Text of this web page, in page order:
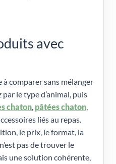
avec
comparer sans mélanger
le type d’animal, puis
chaton, pâtées chaton,
liés au repas.
le prix, le format, la
pas de trouver le
une solution cohérente,